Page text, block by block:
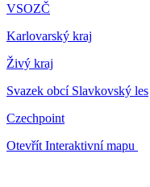
VSOZČ
Karlovarský kraj
Živý kraj
Svazek obcí Slavkovský les
Czechpoint
Otevřít Interaktivní mapu